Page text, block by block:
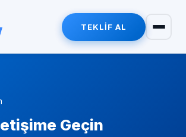
TEKLIF AL
Geçin